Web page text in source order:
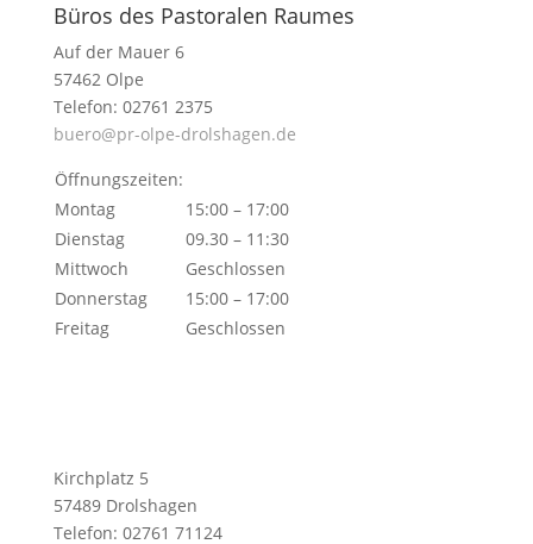
Büros des Pastoralen Raumes
Auf der Mauer 6
57462 Olpe
Telefon: 02761 2375
buero@pr-olpe-drolshagen.de
Öffnungszeiten:
Montag
15:00 – 17:00
Dienstag
09.30 – 11:30
Mittwoch
Geschlossen
Donnerstag
15:00 – 17:00
Freitag
Geschlossen
Kirchplatz 5
57489 Drolshagen
Telefon: 02761 71124